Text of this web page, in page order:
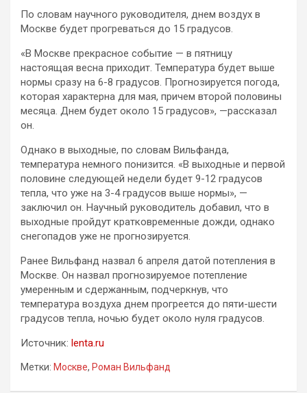
По словам научного руководителя, днем воздух в
Москве будет прогреваться до 15 градусов.
«В Москве прекрасное событие — в пятницу
настоящая весна приходит. Температура будет выше
нормы сразу на 6-8 градусов. Прогнозируется погода,
которая характерна для мая, причем второй половины
месяца. Днем будет около 15 градусов», —рассказал
он.
Однако в выходные, по словам Вильфанда,
температура немного понизится. «В выходные и первой
половине следующей недели будет 9-12 градусов
тепла, что уже на 3-4 градусов выше нормы», —
заключил он. Научный руководитель добавил, что в
выходные пройдут кратковременные дожди, однако
снегопадов уже не прогнозируется.
Ранее Вильфанд назвал 6 апреля датой потепления в
Москве. Он назвал прогнозируемое потепление
умеренным и сдержанным, подчеркнув, что
температура воздуха днем прогреется до пяти-шести
градусов тепла, ночью будет около нуля градусов.
Источник: lenta.ru
Метки: Москве, Роман Вильфанд